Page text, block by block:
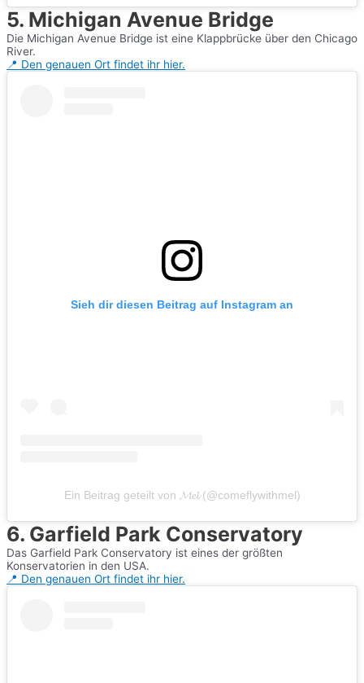
5. Michigan Avenue Bridge
Die Michigan Avenue Bridge ist eine Klappbrücke über den Chicago
River.
📍 Den genauen Ort findet ihr hier.
Sieh dir diesen Beitrag auf Instagram an
Ein Beitrag geteilt von 𝓜𝓮𝓵 (@comeflywithmel)
6. Garfield Park Conservatory
Das Garfield Park Conservatory ist eines der größten
Konservatorien in den USA.
📍 Den genauen Ort findet ihr hier.